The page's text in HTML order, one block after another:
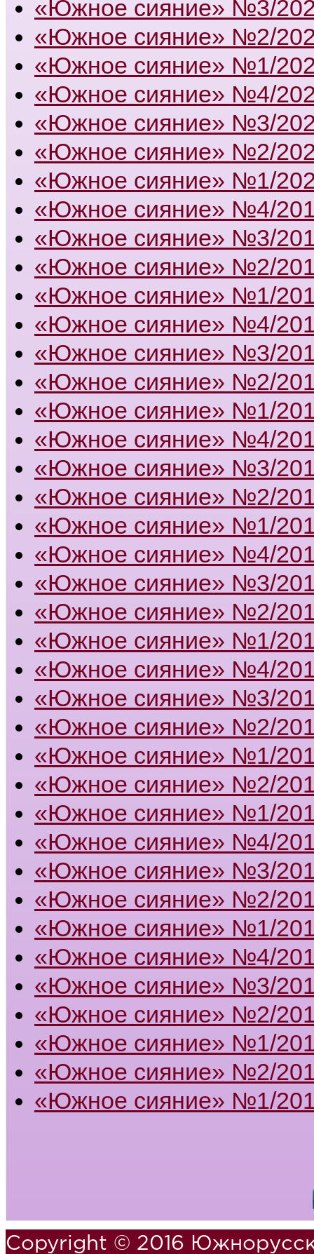
«Южное сияние» №3/
«Южное сияние» №2/
«Южное сияние» №1/
«Южное сияние» №4/
«Южное сияние» №3/
«Южное сияние» №2/
«Южное сияние» №1/
«Южное сияние» №4/
«Южное сияние» №3/
«Южное сияние» №2/
«Южное сияние» №1/
«Южное сияние» №4/
«Южное сияние» №3/
«Южное сияние» №2/
«Южное сияние» №1/
«Южное сияние» №4/
«Южное сияние» №3/
«Южное сияние» №2/
«Южное сияние» №1/
«Южное сияние» №4/
«Южное сияние» №3/
«Южное сияние» №2/
«Южное сияние» №1/
«Южное сияние» №4/
«Южное сияние» №3/
«Южное сияние» №2/
«Южное сияние» №1/
«Южное сияние» №2/
«Южное сияние» №1/
«Южное сияние» №4/
«Южное сияние» №3/
«Южное сияние» №2/
«Южное сияние» №1/
«Южное сияние» №4/
«Южное сияние» №3/
«Южное сияние» №2/
«Южное сияние» №1/
«Южное сияние» №2/
«Южное сияние» №1/
Copyright © 2016